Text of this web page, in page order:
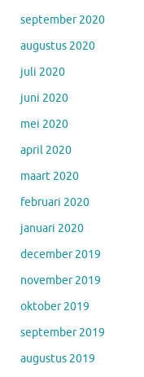
september 2020
augustus 2020
juli 2020
juni 2020
mei 2020
april 2020
maart 2020
februari 2020
januari 2020
december 2019
november 2019
oktober 2019
september 2019
augustus 2019